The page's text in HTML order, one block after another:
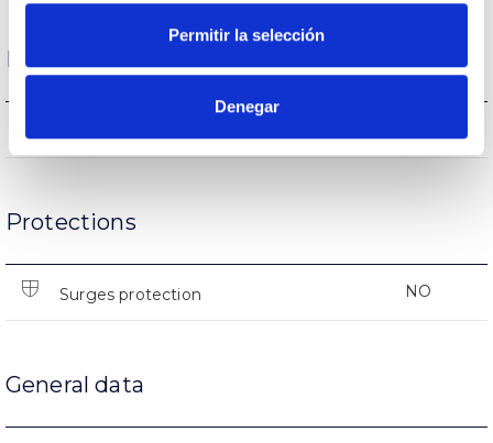
Permitir la selección
Denegar
Life
Protections
Surges protection NO
General data